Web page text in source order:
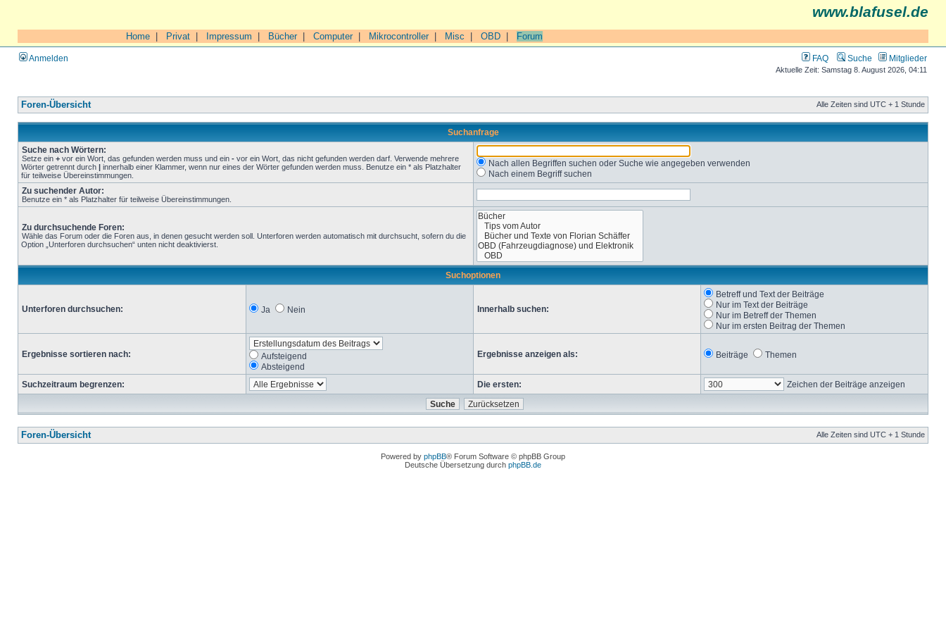
www.blafusel.de
Home Privat Impressum Bücher| Computer| Mikrocontroller| Misc OBD Forum
Anmelden FAQ Suche Mitglieder
Aktuelle Zeit: Samstag 8. August 2026, 04:11
Foren-Übersicht Alle Zeiten sind UTC + 1 Stunde
Suchanfrage
Suche nach Wörtern:
Setze ein + vor ein Wort, das gefunden werden muss und ein - vor ein Wort, das nicht gefunden werden darf. Verwende mehrere
Wörter getrennt durch | innerhalb einer Klammer, wenn nur eines der Wörter gefunden werden muss. Benutze ein * als Platzhalter
für teilweise Übereinstimmungen.
Nach allen Begriffen suchen oder Suche wie angegeben verwenden
Nach einem Begriff suchen
Zu suchender Autor:
Benutze ein * als Platzhalter für teilweise Übereinstimmungen.
Zu durchsuchende Foren:
Wähle das Forum oder die Foren aus, in denen gesucht werden soll. Unterforen werden automatisch mit durchsucht, sofern du die
Option „Unterforen durchsuchen“ unten nicht deaktivierst.
Suchoptionen
Unterforen durchsuchen: Ja Nein Innerhalb suchen:
Betreff und Text der Beiträge
Nur im Text der Beiträge
Nur im Betreff der Themen
Nur im ersten Beitrag der Themen
Ergebnisse sortieren nach:
Aufsteigend
Absteigend
Ergebnisse anzeigen als: Beiträge Themen
Suchzeitraum begrenzen: Die ersten: Zeichen der Beiträge anzeigen
Foren-Übersicht Alle Zeiten sind UTC + 1 Stunde
Powered by phpBB® Forum Software © phpBB Group
Deutsche Übersetzung durch phpBB.de